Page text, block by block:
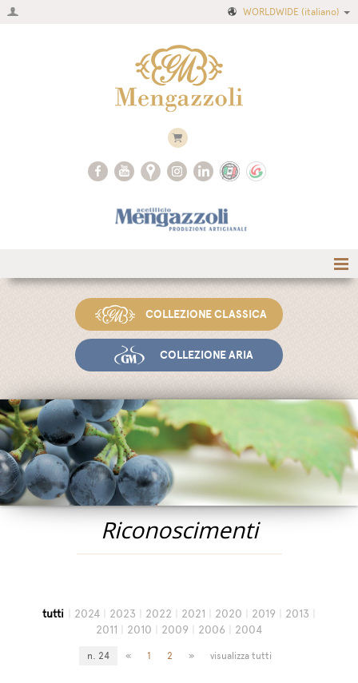
WORLDWIDE (italiano)
Fiere ed Eventi
Riconoscimenti
News
Egocalo
Mengazzoli TV
Servizio Clienti
Mengazzoli LIVE
COLLEZIONE CLASSICA
COLLEZIONE ARIA
Riconoscimenti
tutti 2024 2023 2022 2021 2020 2019 2013
2011
2010 2009 2006 2004
n. 24 « 1 2 » visualizza tutti